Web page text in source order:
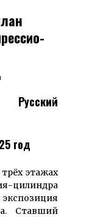
год
эта­жах
ци­линдра
Ставший